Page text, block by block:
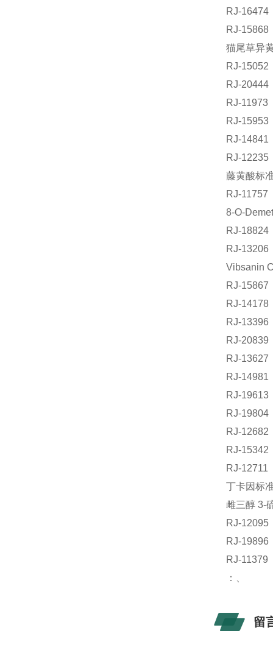
RJ-
RJ-
猫尾草异
RJ-
RJ-
RJ-
RJ-
RJ-
RJ-
藤黄酸标
RJ-
8-O-
RJ-
RJ-
Vibsanin
RJ-
RJ-
RJ-
RJ-
RJ-
RJ-
RJ-
RJ-
RJ-
RJ-
RJ-
丁卡因标
雌三醇 3-
RJ-
RJ-
RJ-
：、
留